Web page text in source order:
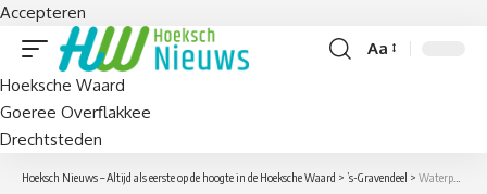
Accepteren
Lettergrootte
Aa
Hoeksche Waard
Goeree Overflakkee
Drechtsteden
Hoeksch Nieuws – Altijd als eerste op de hoogte in de Hoeksche Waard > ’s-Gravendeel > Waterpolo heren ‘s-Gravendeel winnen in Dordrecht